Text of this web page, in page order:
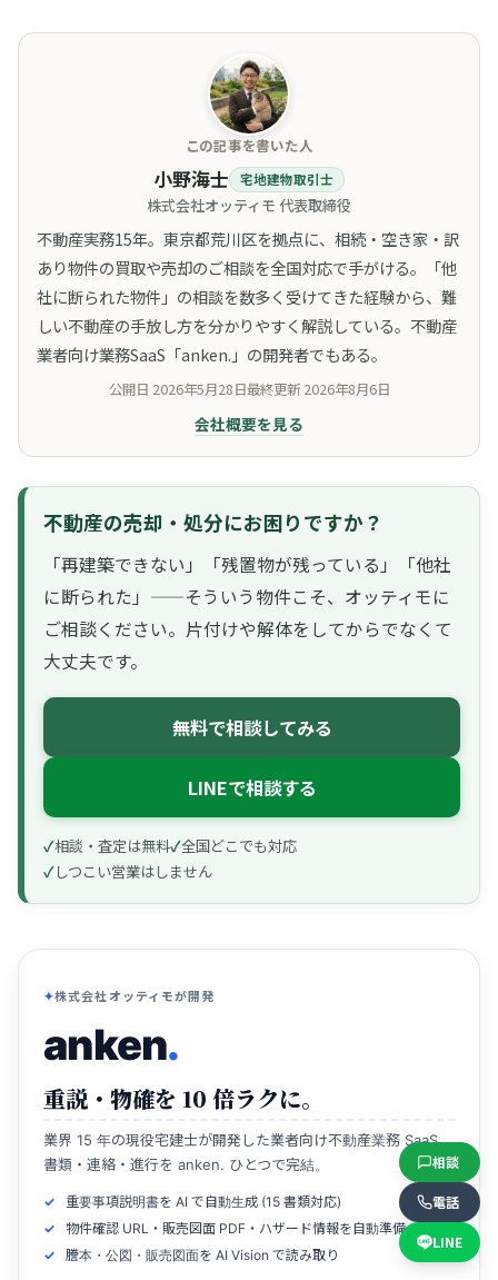
相談
電話
LINE
この記事を書いた人
小野海士 宅地建物取引士
株式会社オッティモ 代表取締役
不動産実務15年。東京都荒川区を拠点に、相続・空き家・訳
あり物件の買取や売却のご相談を全国対応で手がける。「他
社に断られた物件」の相談を数多く受けてきた経験から、難
しい不動産の手放し方を分かりやすく解説している。不動産
業者向け業務SaaS「anken.」の開発者でもある。
公開日 2026年5月28日最終更新2026年8月6日
会社概要を見る
不動産の売却・処分にお困りですか？
「再建築できない」「残置物が残っている」「他社
に断られた」——そういう物件こそ、オッティモに
ご相談ください。片付けや解体をしてからでなくて
大丈夫です。
無料で相談してみる
LINEで相談する
相談・査定は無料 全国どこでも対応
しつこい営業はしません
株式会社オッティモが開発
anken.
重説・物確を 10 倍ラクに。
業界 15 年の現役宅建士が開発した業者向け不動産業務 SaaS。
書類・連絡・進行を anken. ひとつで完結。
重要事項説明書を AI で自動生成 (15 書類対応)
物件確認 URL・販売図面 PDF・ハザード情報を自動準備
謄本・公図・販売図面を AI Vision で読み取り